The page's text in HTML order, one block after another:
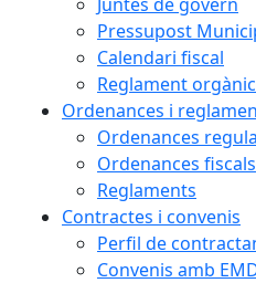
Pressupost
Calendari fiscal
Reglament
Ordenances i
Ordenances
Ordenances fiscals
Reglaments
Contractes i convenis
Perfil de
Convenis amb